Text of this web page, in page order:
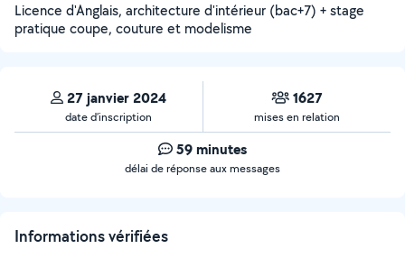
Licence d'Anglais, architecture d'intérieur (bac+7) + stage
pratique coupe, couture et modelisme
27 janvier 2024
date d’inscription
1627
mises en relation
59 minutes
délai de réponse aux messages
Informations vérifiées